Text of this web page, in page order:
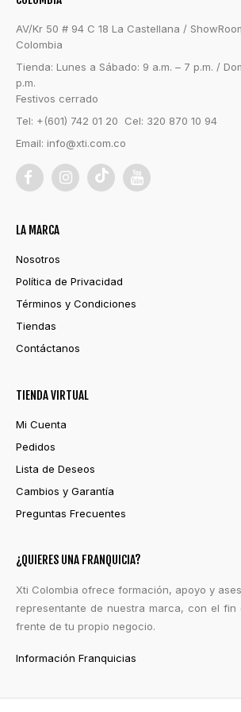
AV/Kr 50 # 94 C 18 La Castellana /
Colombia
Tienda: Lunes a Sábado: 9 a.m. – 7 p.m. /
p.m.
Festivos cerrado
Tel: +(601) 742 01 20 Cel: 320 870 10 94
Email: info@xti.com.co
LA MARCA
Nosotros
Política de Privacidad
Términos y Condiciones
Tiendas
Contáctanos
TIENDA VIRTUAL
Mi Cuenta
Pedidos
Lista de Deseos
Cambios y Garantía
Preguntas Frecuentes
¿QUIERES UNA FRANQUICIA?
Xti Colombia ofrece formación, apoyo y
representante de nuestra marca, con el fin
frente de tu propio negocio.
Información Franquicias